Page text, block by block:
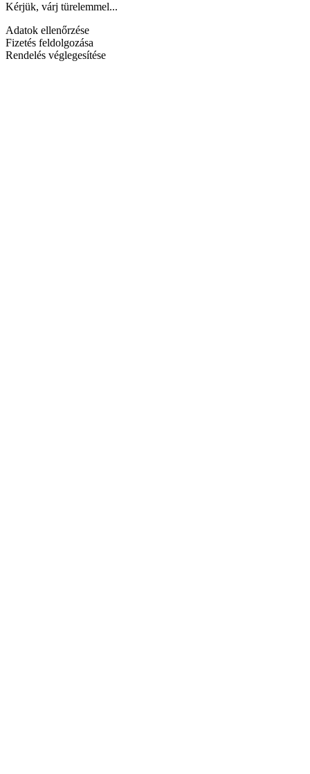
Kérjük, várj türelemmel...
Adatok ellenőrzése
Fizetés feldolgozása
Rendelés véglegesítése